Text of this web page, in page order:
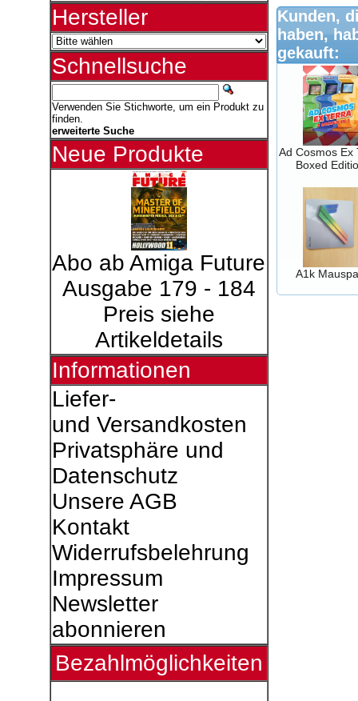
Hersteller
Schnellsuche
Verwenden Sie Stichworte, um ein Produkt zu
finden.
erweiterte Suche
Neue Produkte
Abo ab Amiga Future
Ausgabe 179 - 184
Preis siehe
Artikeldetails
Informationen
Liefer-
und Versandkosten
Privatsphäre und
Datenschutz
Unsere AGB
Kontakt
Widerrufsbelehrung
Impressum
Newsletter
abonnieren
Bezahlmöglichkeiten
Kunden,
haben,
gekauft:
Ad Cosmos Ex
Boxed
A1k